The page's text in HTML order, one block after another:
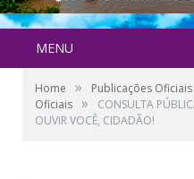
MENU
Home » Publicações Oficiais
Oficiais »
CONSULTA
OUVIR VOCÊ, CIDADÃO!